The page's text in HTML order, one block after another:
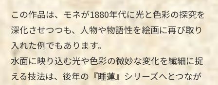
この作品は、モネが1880年代に光と色彩の探究を
深化させつつも、人物や物語性を絵画に再び取り
入れた例でもあります。
水面に映り込む光や色彩の微妙な変化を繊細に捉
える技法は、後年の『睡蓮』シリーズへとつなが